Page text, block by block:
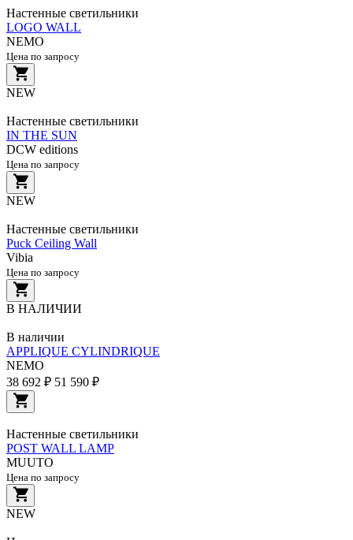
Настенные светильники
LOGO WALL
NEMO
Цена по запросу
NEW
Настенные светильники
IN THE SUN
DCW editions
Цена по запросу
NEW
Настенные светильники
Puck Ceiling Wall
Vibia
Цена по запросу
В НАЛИЧИИ
В наличии
APPLIQUE CYLINDRIQUE
NEMO
38 692 ₽ 51 590 ₽
Настенные светильники
POST WALL LAMP
MUUTO
Цена по запросу
NEW